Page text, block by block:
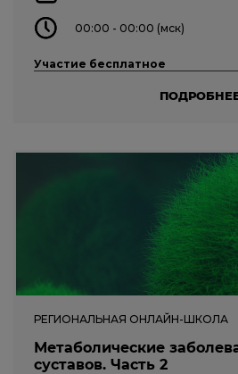
00:00 - 00:00 (мск)
Участие бесплатное
РЕГИОНАЛЬНАЯ ОНЛАЙН-ШКОЛА
Метаболические
суставов. Часть 2